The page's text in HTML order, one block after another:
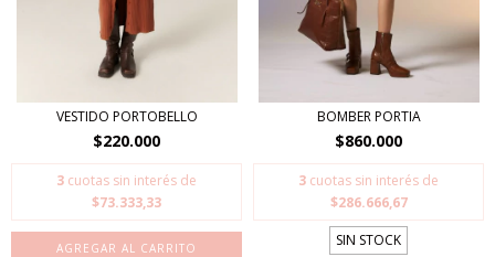
VESTIDO PORTOBELLO
$220.000
3 cuotas sin interés de
$73.333,33
AGREGAR AL CARRITO
BOMBER PORTIA
$860.000
3 cuotas sin interés de
$286.666,67
SIN STOCK